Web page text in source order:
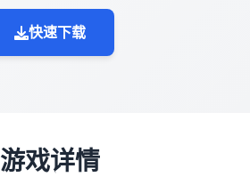
快速下载
游戏详情